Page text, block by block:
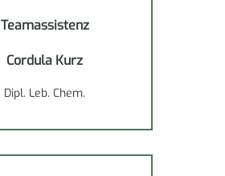
Teamassistenz
Cordula Kurz
Dipl. Leb. Chem.